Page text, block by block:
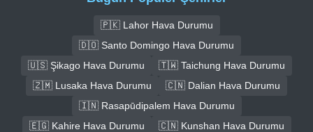
🇵🇰 Lahor Hava Durumu
🇩🇴 Santo Domingo Hava Durumu
🇺🇸 Şikago Hava Durumu
🇹🇼 Taichung Hava Durumu
🇿🇲 Lusaka Hava Durumu
🇨🇳 Dalian Hava Durumu
🇮🇳 Rasapūdipalem Hava Durumu
🇪🇬 Kahire Hava Durumu
🇨🇳 Kunshan Hava Durumu